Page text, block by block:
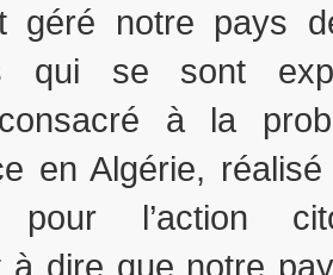
géré notre pays
qui se sont
à la
en Algérie,
pour l’action
à dire que notre